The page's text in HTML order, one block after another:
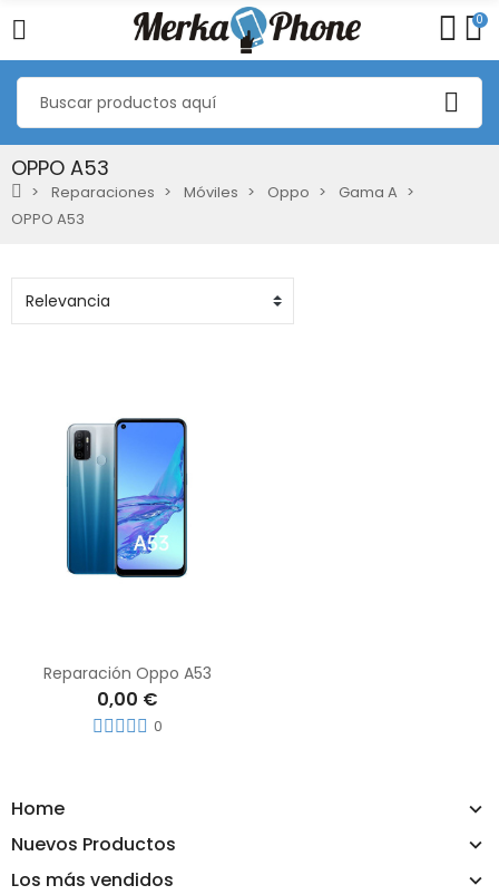
0
OPPO A53
Reparaciones Móviles Oppo
Gama A
OPPO A53
Home
Nuevos Productos
Los más vendidos
Reparación Oppo A53
0,00 €
0